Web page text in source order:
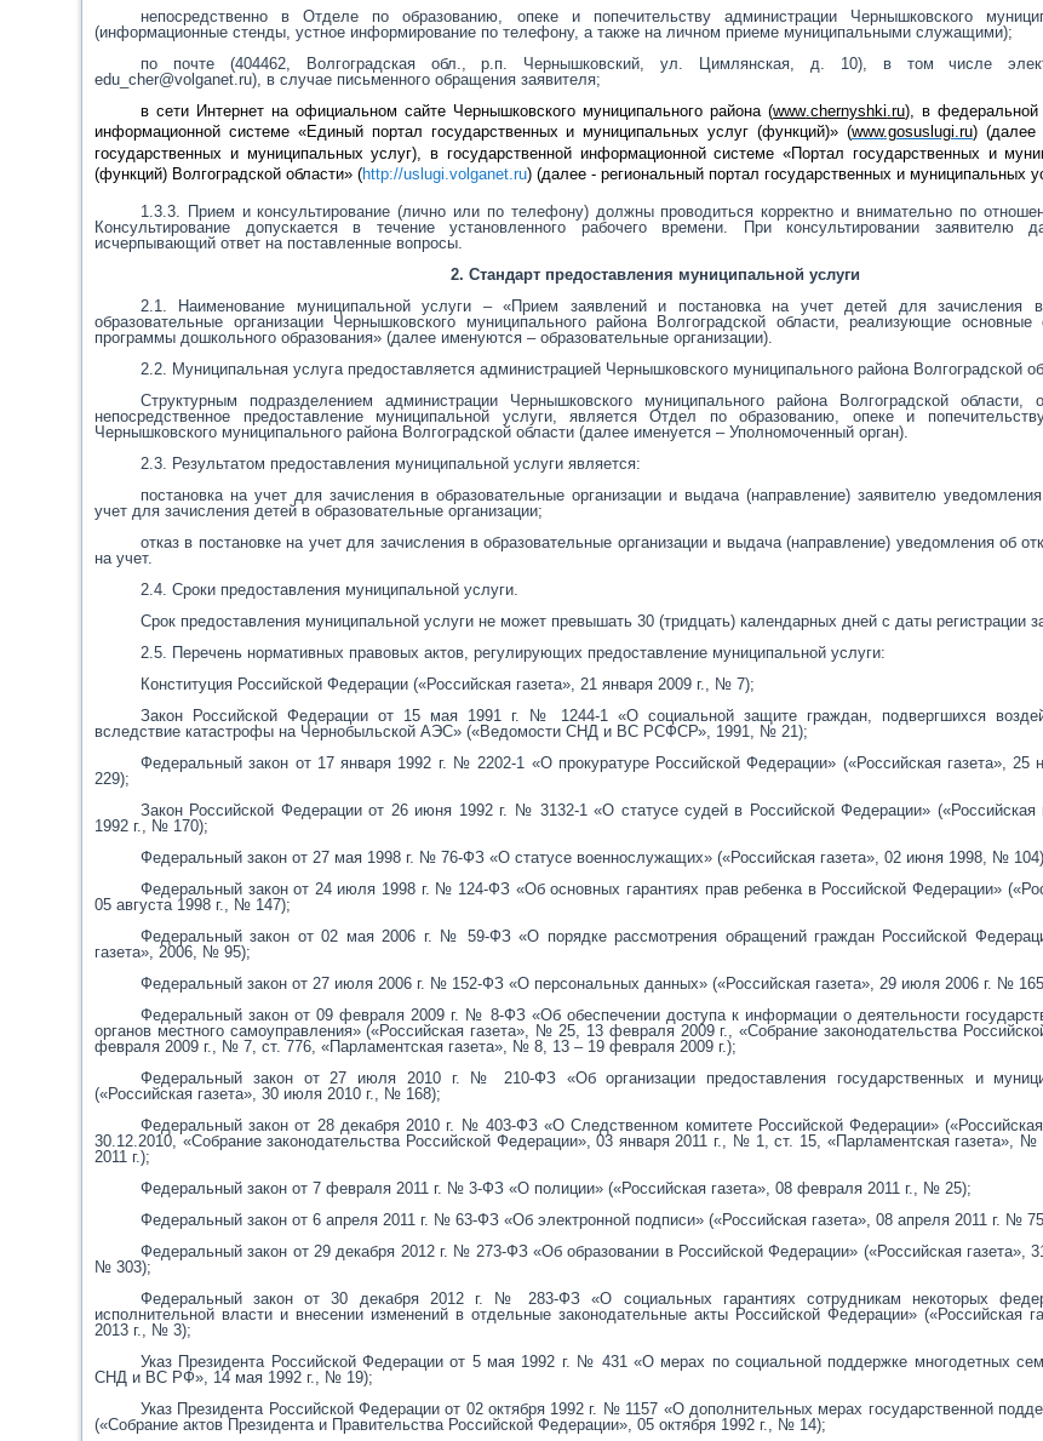
непосредственно в Отделе по образованию, опеке и попечительству администрации Чернышковского
(информационные стенды, устное информирование по телефону, а также на личном приеме муниципальными служащими);
по почте (404462, Волгоградская обл., р.п. Чернышковский, ул. Цимлянская, д. 10), в том числе
edu _cher@volganet.ru), в случае письменного обращения заявителя;
в сети Интернет на официальном сайте Чернышковского муниципального района (www.chernyshki.ru), в федеральной
информационной системе «Единый портал государственных и муниципальных услуг (функций)» (www.gosuslugi.ru) (далее
государственных и муниципальных услуг), в государственной информационной системе «Портал государственных и
(функций) Волгоградской области» (http://uslugi.volganet.ru) (далее - региональный портал государственных и муниципальных
1.3.3. Прием и консультирование (лично или по телефону) должны проводиться корректно и внимательно по
Консультирование допускается в течение установленного рабочего времени. При консультировании заявителю
исчерпывающий ответ на поставленные вопросы.
2. Стандарт предоставления муниципальной услуги
2.1. Наименование муниципальной услуги – «Прием заявлений и постановка на учет детей для зачисления
образовательные организации Чернышковского муниципального района Волгоградской области, реализующие основные
программы дошкольного образования» (далее именуются – образовательные организации).
2.2. Муниципальная услуга предоставляется администрацией Чернышковского муниципального района Волгоградской
Структурным подразделением администрации Чернышковского муниципального района Волгоградской области,
непосредственное предоставление муниципальной услуги, является Отдел по образованию, опеке и
Чернышковского муниципального района Волгоградской области (далее именуется – Уполномоченный орган).
2.3. Результатом предоставления муниципальной услуги является:
постановка на учет для зачисления в образовательные организации и выдача (направление) заявителю
учет для зачисления детей в образовательные организации;
отказ в постановке на учет для зачисления в образовательные организации и выдача (направление) уведомления об
на учет.
2.4. Сроки предоставления муниципальной услуги.
Срок предоставления муниципальной услуги не может превышать 30 (тридцать) календарных дней с даты регистрации
2.5. Перечень нормативных правовых актов, регулирующих предоставление муниципальной услуги:
Конституция Российской Федерации («Российская газета», 21 января 2009 г., № 7);
Закон Российской Федерации от 15 мая 1991 г. № 1244-1 «О социальной защите граждан, подвергшихся
вследствие катастрофы на Чернобыльской АЭС» («Ведомости СНД и ВС РСФСР», 1991, № 21);
Федеральный закон от 17 января 1992 г. № 2202-1 «О прокуратуре Российской Федерации» («Российская газета», 25
229);
Закон Российской Федерации от 26 июня 1992 г. № 3132-1 «О статусе судей в Российской Федерации» («Российская
1992 г., № 170);
Федеральный закон от 27 мая 1998 г. № 76-ФЗ «О статусе военнослужащих» («Российская газета», 02 июня 1998, №
Федеральный закон от 24 июля 1998 г. № 124-ФЗ «Об основных гарантиях прав ребенка в Российской Федерации»
05 августа 1998 г., № 147);
Федеральный закон от 02 мая 2006 г. № 59-ФЗ «О порядке рассмотрения обращений граждан Российской
газета», 2006, № 95);
Федеральный закон от 27 июля 2006 г. № 152-ФЗ «О персональных данных» («Российская газета», 29 июля 2006 г. №
Федеральный закон от 09 февраля 2009 г. № 8-ФЗ «Об обеспечении доступа к информации о деятельности
органов местного самоуправления» («Российская газета», № 25, 13 февраля 2009 г., «Собрание законодательства
февраля 2009 г., № 7, ст. 776, «Парламентская газета», № 8, 13 – 19 февраля 2009 г.);
Федеральный закон от 27 июля 2010 г. № 210-ФЗ «Об организации предоставления государственных и
(«Российская газета», 30 июля 2010 г., № 168);
Федеральный закон от 28 декабря 2010 г. № 403-ФЗ «О Следственном комитете Российской Федерации»
30.12.2010, «Собрание законодательства Российской Федерации», 03 января 2011 г., № 1, ст. 15, «Парламентская газета», №
2011 г.);
Федеральный закон от 7 февраля 2011 г. № 3-ФЗ «О полиции» («Российская газета», 08 февраля 2011 г., № 25);
Федеральный закон от 6 апреля 2011 г. № 63-ФЗ «Об электронной подписи» («Российская газета», 08 апреля 2011 г. №
Федеральный закон от 29 декабря 2012 г. № 273-ФЗ «Об образовании в Российской Федерации» («Российская газета»,
№ 303);
Федеральный закон от 30 декабря 2012 г. № 283-ФЗ «О социальных гарантиях сотрудникам некоторых
исполнительной власти и внесении изменений в отдельные законодательные акты Российской Федерации» («Российская
2013 г., № 3);
Указ Президента Российской Федерации от 5 мая 1992 г. № 431 «О мерах по социальной поддержке многодетных
СНД и ВС РФ», 14 мая 1992 г., № 19);
Указ Президента Российской Федерации от 02 октября 1992 г. № 1157 «О дополнительных мерах государственной
(«Собрание актов Президента и Правительства Российской Федерации», 05 октября 1992 г., № 14);